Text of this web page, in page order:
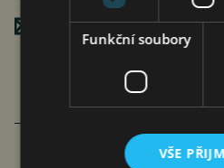
Poslat mailem
Funkční soubory
VŠE